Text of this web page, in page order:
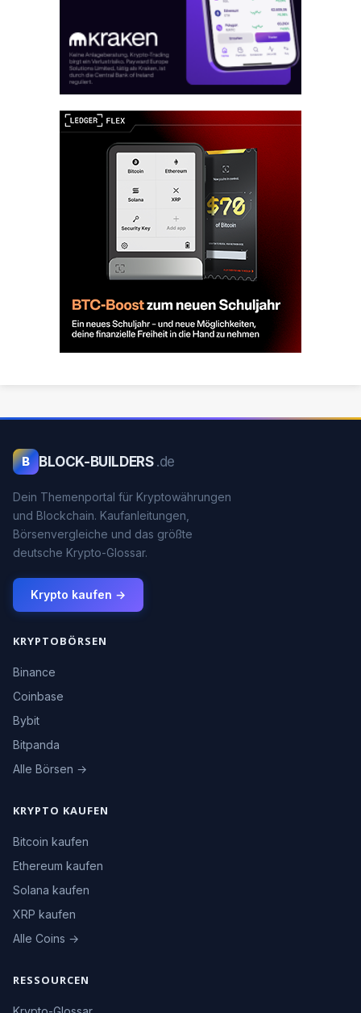
B BLOCK-BUILDERS .de
Dein Themenportal für Kryptowährungen
und Blockchain. Kaufanleitungen,
Börsenvergleiche und das größte
deutsche Krypto-Glossar.
Krypto kaufen →
KRYPTOBÖRSEN
Binance
Coinbase
Bybit
Bitpanda
Alle Börsen →
KRYPTO KAUFEN
Bitcoin kaufen
Ethereum kaufen
Solana kaufen
XRP kaufen
Alle Coins →
RESSOURCEN